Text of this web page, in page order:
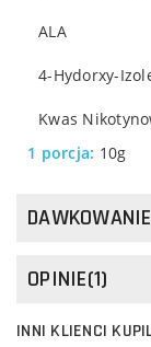
ALA
4-Hydorxy-
Kwas
1 porcja: 10g
OPINIE(1)
INNI KLIENCI